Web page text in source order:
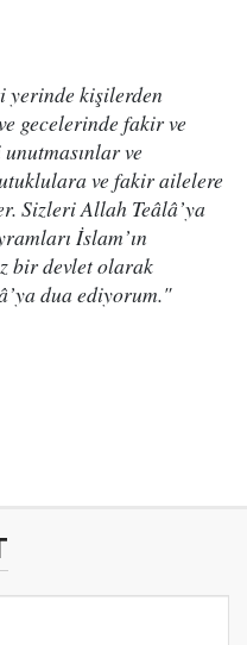
yerinde kişilerden
gecelerinde fakir ve
ve
ve fakir ailelere
Sizleri Allah Teâlâ’ya
İslam’ın
bir devlet olarak
dua ediyorum."